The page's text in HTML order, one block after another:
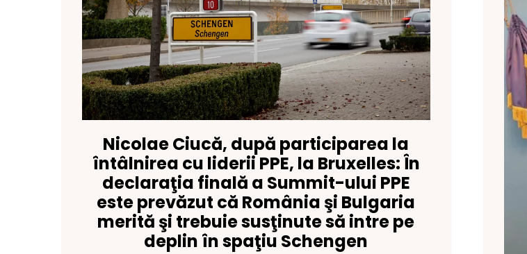
Nicolae Ciucă, după participarea la
întâlnirea cu liderii PPE, la Bruxelles: În
declaraţia finală a Summit-ului PPE
este prevăzut că România şi Bulgaria
merită şi trebuie susţinute să intre pe
deplin în spaţiu Schengen